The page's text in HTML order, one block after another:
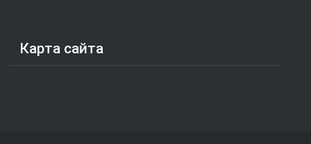
Карта сайта